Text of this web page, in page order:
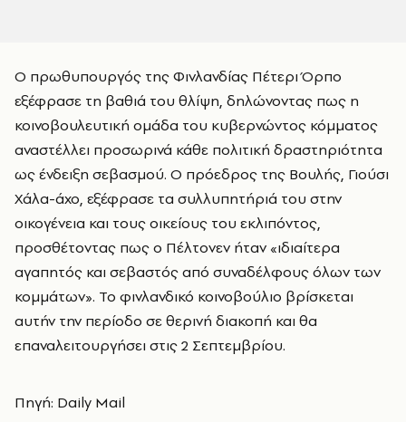
Ο πρωθυπουργός της Φινλανδίας Πέτερι Όρπο
εξέφρασε τη βαθιά του θλίψη, δηλώνοντας πως η
κοινοβουλευτική ομάδα του κυβερνώντος κόμματος
αναστέλλει προσωρινά κάθε πολιτική δραστηριότητα
ως ένδειξη σεβασμού. Ο πρόεδρος της Βουλής, Γιούσι
Χάλα-άχο, εξέφρασε τα συλλυπητήριά του στην
οικογένεια και τους οικείους του εκλιπόντος,
προσθέτοντας πως ο Πέλτονεν ήταν «ιδιαίτερα
αγαπητός και σεβαστός από συναδέλφους όλων των
κομμάτων». Το φινλανδικό κοινοβούλιο βρίσκεται
αυτήν την περίοδο σε θερινή διακοπή και θα
επαναλειτουργήσει στις 2 Σεπτεμβρίου.
Πηγή: Daily Mail